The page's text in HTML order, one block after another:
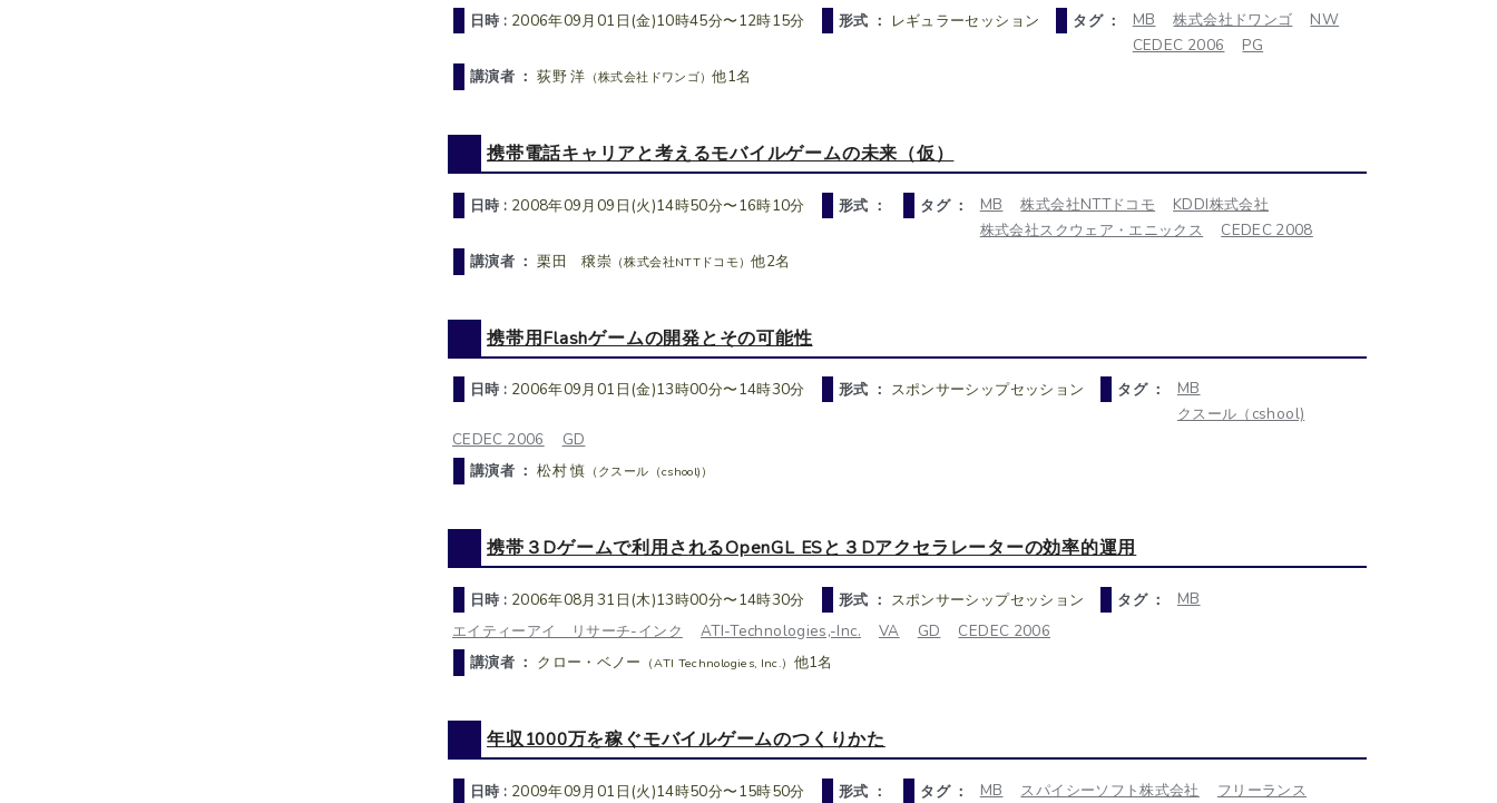
日時 : 2006年09月01日(金)10時45分〜12時15分 形式 ： レギュラーセッション タグ ： MB 株式会社ドワンゴ
NW
CEDEC 2006
PG
講演者 ：荻野 洋 （株式会社ドワンゴ）他1名
携帯電話キャリアと考えるモバイルゲームの未来（仮）
日時 : 2008年09月09日(火)14時50分〜16時10分 形式 ： タグ ： MB 株式会社NTTドコモ
KDDI株式会社
株式会社スクウェア・エニックス
CEDEC 2008
講演者 ：栗田 穣崇 （株式会社NTTドコモ）他2名
携帯用Flashゲームの開発とその可能性
日時 : 2006年09月01日(金)13時00分〜14時30分 形式 ： スポンサーシップセッション タグ ：
MB
クスール（cshool)
CEDEC 2006
GD
講演者 ：松村 慎 （クスール（cshool)）
携帯３Dゲームで利用されるOpenGL ESと３Dアクセラレーターの効率的運用
日時 : 2006年08月31日(木)13時00分〜14時30分 形式 ： スポンサーシップセッション タグ ：
MB
エイティーアイ リサーチ-インク
ATI-Technologies,-Inc. VA GD
CEDEC 2006
講演者 ： クロー・ベノー （ATI Technologies, Inc.） 他1名
年収1000万を稼ぐモバイルゲームのつくりかた
日時 : 2009年09月01日(火)14時50分〜15時50分 形式 ： タグ ： MB スパイシーソフト株式会社
フリーランス